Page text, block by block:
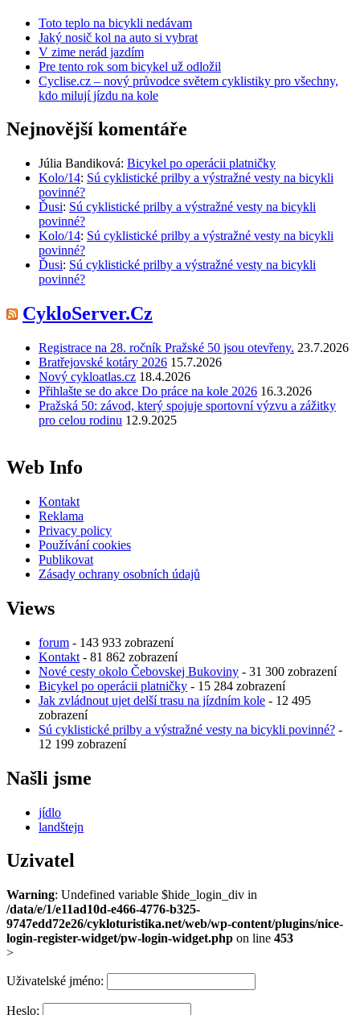
Toto teplo na bicykli nedávam
Jaký nosič kol na auto si vybrat
V zime nerád jazdím
Pre tento rok som bicykel už odložil
Cyclise.cz – nový průvodce světem cyklistiky pro všechny,
kdo milují jízdu na kole
Nejnovější komentáře
Júlia Bandiková: Bicykel po operácii platničky
Kolo/14: Sú cyklistické prilby a výstražné vesty na bicykli
povinné?
Ďusi: Sú cyklistické prilby a výstražné vesty na bicykli
povinné?
Kolo/14: Sú cyklistické prilby a výstražné vesty na bicykli
povinné?
Ďusi: Sú cyklistické prilby a výstražné vesty na bicykli
povinné?
CykloServer.Cz
Registrace na 28. ročník Pražské 50 jsou otevřeny. 23.7.2026
Bratřejovské kotáry 2026 15.7.2026
Nový cykloatlas.cz 18.4.2026
Přihlašte se do akce Do práce na kole 2026 16.3.2026
Pražská 50: závod, který spojuje sportovní výzvu a zážitky
pro celou rodinu 12.9.2025
Web Info
Kontakt
Reklama
Privacy policy
Používání cookies
Publikovat
Zásady ochrany osobních údajů
Views
forum - 143 933 zobrazení
Kontakt - 81 862 zobrazení
Nové cesty okolo Čebovskej Bukoviny - 31 300 zobrazení
Bicykel po operácii platničky - 15 284 zobrazení
Jak zvládnout ujet delší trasu na jízdním kole - 12 495
zobrazení
Sú cyklistické prilby a výstražné vesty na bicykli povinné? -
12 199 zobrazení
Našli jsme
jídlo
landštejn
Uzivatel
Warning: Undefined variable $hide_login_div in
/data/e/1/e11ad10d-e466-4776-b325-
9747edd72e26/cykloturistika.net/web/wp-content/plugins/nice-
login-register-widget/pw-login-widget.php on line 453
>
Uživatelské jméno:
Heslo: